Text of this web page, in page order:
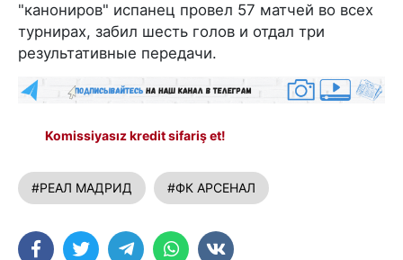
"канониров" испанец провел 57 матчей во всех
турнирах, забил шесть голов и отдал три
результативные передачи.
Komissiyasız kredit sifariş et!
#РЕАЛ МАДРИД #ФК АРСЕНАЛ